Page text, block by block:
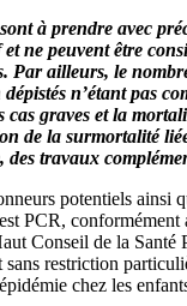
à prendre avec
ne peuvent être
Par ailleurs, le
n’étant pas
cas graves et la
de la surmortalité
des travaux
potentiels ainsi
PCR, conformément
Conseil de la Santé
restriction
chez les